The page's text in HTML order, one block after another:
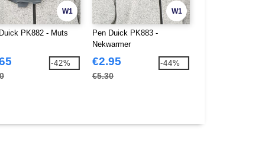
W1
PK882 - Muts
-42%
W1
Pen Duick PK883 -
Nekwarmer
€2.95
€5.30
-44%